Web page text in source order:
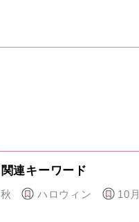
関連キーワード
秋 ハロウィン 10月